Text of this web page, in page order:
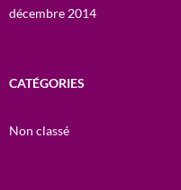
décembre 2014
CATÉGORIES
Non classé